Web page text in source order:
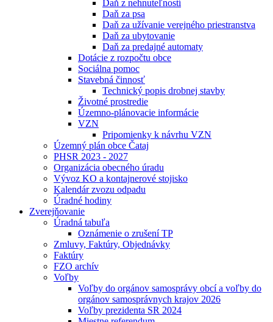
Daň z nehnuteľností
Daň za psa
Daň za užívanie verejného priestranstva
Daň za ubytovanie
Daň za predajné automaty
Dotácie z rozpočtu obce
Sociálna pomoc
Stavebná činnosť
Technický popis drobnej stavby
Životné prostredie
Územno-plánovacie informácie
VZN
Pripomienky k návrhu VZN
Územný plán obce Čataj
PHSR 2023 - 2027
Organizácia obecného úradu
Vývoz KO a kontajnerové stojisko
Kalendár zvozu odpadu
Úradné hodiny
Zverejňovanie
Úradná tabuľa
Oznámenie o zrušení TP
Zmluvy, Faktúry, Objednávky
Faktúry
FZO archív
Voľby
Voľby do orgánov samosprávy obcí a voľby do
orgánov samosprávnych krajov 2026
Voľby prezidenta SR 2024